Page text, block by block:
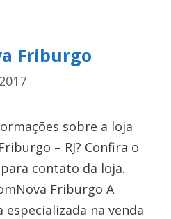
Friburgo
sobre a loja
– RJ? Confira o
contato da loja.
Friburgo A
especializada na venda